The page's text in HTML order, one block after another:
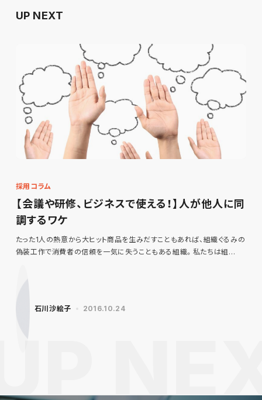
UP NEXT
採用コラム
【会議や研修、ビジネスで使える！】人が他人に同
調するワケ
たった1人の熱意から大ヒット商品を生みだすこともあれば、組織ぐるみの
偽装工作で消費者の信頼を一気に失うこともある組織。私たちは組…
石川沙絵子 2016.10.24